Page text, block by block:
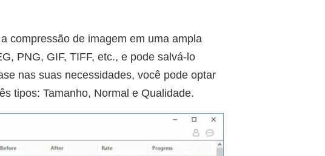
compressão de imagem em uma ampla
PNG, GIF, TIFF, etc., e pode salvá-lo
nas suas necessidades, você pode optar
tipos: Tamanho, Normal e Qualidade.